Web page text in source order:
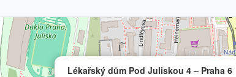
Lékařský dům Pod Juliskou 4 – Praha 6